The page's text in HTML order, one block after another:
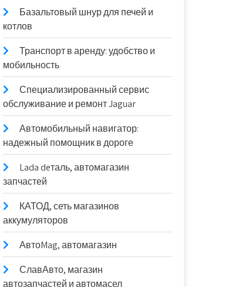
Базальтовый шнур для печей и
котлов
Транспорт в аренду: удобство и
мобильность
Специализированный сервис
обслуживание и ремонт Jaguar
Автомобильный навигатор:
надежный помощник в дороге
Lada deталь, автомагазин
запчастей
КАТОД, сеть магазинов
аккумуляторов
АвтоMag, автомагазин
СлавАвто, магазин
автозапчастей и автомасел